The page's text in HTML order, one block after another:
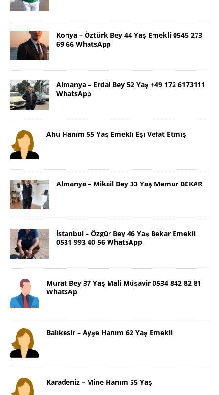
Konya – Öztürk Bey 44 Yaş Emekli 0545 273
69 66 WhatsApp
Almanya – Erdal Bey 52 Yaş +49 172 6173111
WhatsApp
Ahu Hanım 55 Yaş Emekli Eşi Vefat Etmiş
Almanya – Mikail Bey 33 Yaş Memur BEKAR
İstanbul – Özgür Bey 46 Yaş Bekar Emekli
0531 993 40 56 WhatsApp
Murat Bey 37 Yaş Mali Müşavir 0534 842 82 81
WhatsAp
Balıkesir – Ayşe Hanım 62 Yaş Emekli
Karadeniz – Mine Hanım 55 Yaş